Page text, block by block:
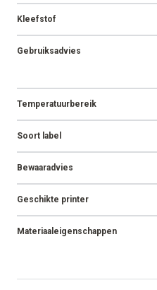
Kleefstof
Gebruiksadvies
Temperatuurbereik
Soort label
Bewaaradvies
Geschikte printer
Materiaaleigenschappen